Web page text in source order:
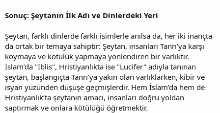
Sonuç: Şeytanın İlk Adı ve Dinlerdeki Yeri
Şeytan, farklı dinlerde farklı isimlerle anılsa da, her iki inançta
da ortak bir temaya sahiptir: Şeytan, insanları Tanrı’ya karşı
koymaya ve kötülük yapmaya yönlendiren bir varlıktır.
İslam’da "Iblis", Hristiyanlıkta ise "Lucifer" adıyla tanınan
şeytan, başlangıçta Tanrı’ya yakın olan varlıklarken, kibir ve
isyan yüzünden düşüşe geçmişlerdir. Hem İslam’da hem de
Hristiyanlık’ta şeytanın amacı, insanları doğru yoldan
saptırmak ve onlara kötülüğü öğretmektir.